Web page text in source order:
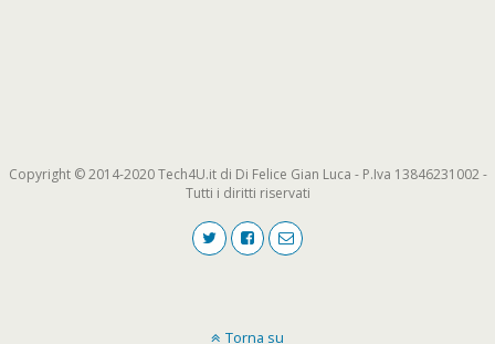
Copyright © 2014-2020 Tech4U.it di Di Felice Gian Luca - P.Iva 13846231002 -
Tutti i diritti riservati
Torna su